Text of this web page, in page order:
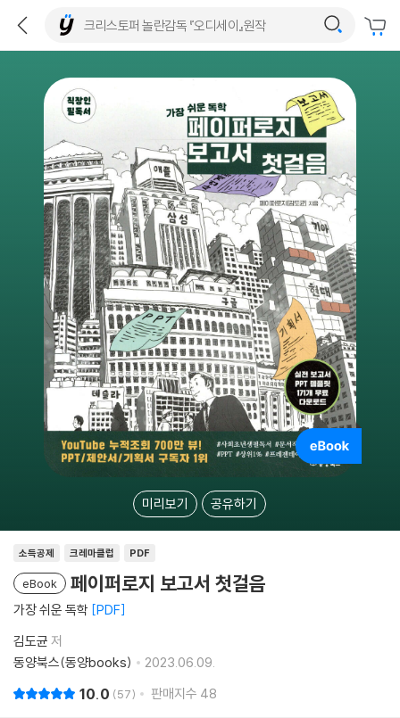
미리보기 공유하기
소득공제 크레마클럽 PDF
eBook 페이퍼로지 보고서 첫걸음
가장 쉬운 독학 PDF
김도균 저
동양북스(동양books)
2023.06.09.
10.0 57 판매지수 48